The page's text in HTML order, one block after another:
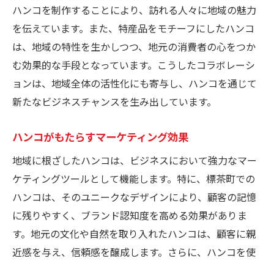
ハンコを制作することにより、訪れる人々に地域の魅力
を伝えています。また、特産品をモチーフにしたハンコ
は、地域の特性を生かしつつ、地元の消費者の心をつか
む効果的な手段となっています。こうしたコラボレーシ
ョンは、地域全体の活性化にも寄与し、ハンコを通じて
新たなビジネスチャンスを生み出しています。
ハンコがもたらすマーケティング効果
地域に根ざしたハンコは、ビジネスにおいて強力なマー
ケティングツールとして機能します。特に、標茶町での
ハンコは、そのユニークなデザインにより、顧客の記憶
に残りやすく、ブランド認知度を高める効果がありま
す。地元の文化や自然を取り入れたハンコは、顧客に親
近感を与え、信頼感を醸成します。さらに、ハンコを使